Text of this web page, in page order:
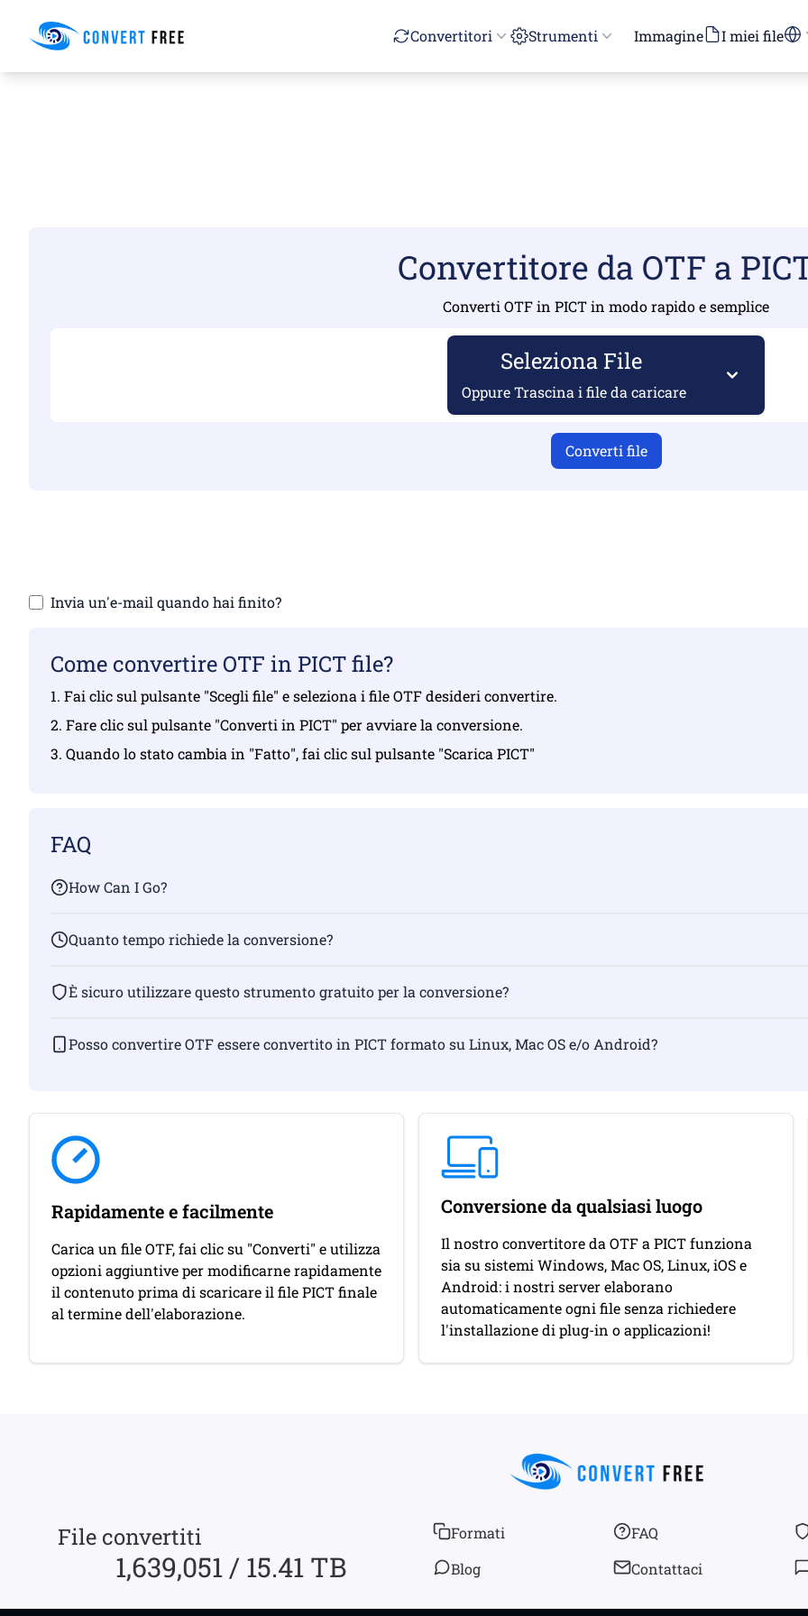
Convert Free Convertitori Strumenti Immagine I miei file
Convertitore da OTF a
Converti OTF in PICT in modo rapido e semplice
Seleziona File
Oppure Trascina i file da caricare
Converti file
Invia un'e-mail quando hai finito?
Come convertire OTF in PICT file?
1. Fai clic sul pulsante "Scegli file" e seleziona i file OTF desideri convertire.
2. Fare clic sul pulsante "Converti in PICT" per avviare la conversione.
3. Quando lo stato cambia in "Fatto", fai clic sul pulsante "Scarica PICT"
FAQ
How Can I Go?
Quanto tempo richiede la conversione?
È sicuro utilizzare questo strumento gratuito per la conversione?
Posso convertire OTF essere convertito in PICT formato su Linux, Mac OS e/o Android?
Rapidamente e facilmente
Carica un file OTF, fai clic su "Converti" e utilizza
opzioni aggiuntive per modificarne rapidamente
il contenuto prima di scaricare il file PICT finale
al termine dell'elaborazione.
Conversione da qualsiasi luogo
Il nostro convertitore da OTF a PICT funziona
sia su sistemi Windows, Mac OS, Linux, iOS e
Android: i nostri server elaborano
automaticamente ogni file senza richiedere
l'installazione di plug-in o applicazioni!
File convertiti
1,639,051 / 15.41 TB
Formati
Blog
FAQ
Contattaci